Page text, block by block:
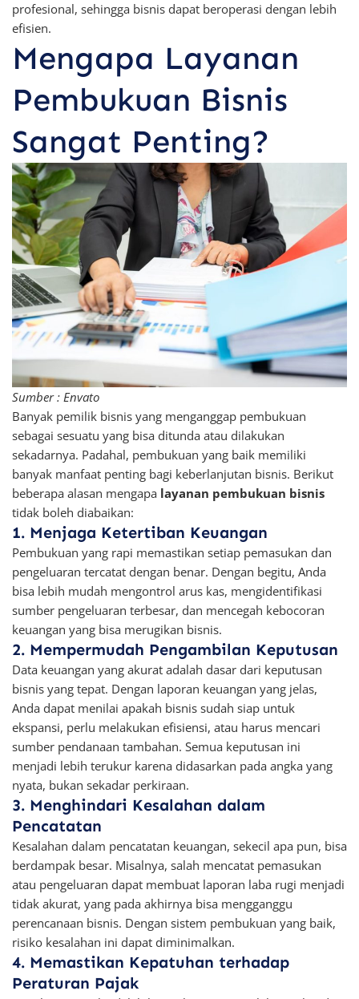
profesional, sehingga bisnis dapat beroperasi dengan lebih
efisien.
Mengapa Layanan
Pembukuan Bisnis
Sangat Penting?
Sumber : Envato
Banyak pemilik bisnis yang menganggap pembukuan
sebagai sesuatu yang bisa ditunda atau dilakukan
sekadarnya. Padahal, pembukuan yang baik memiliki
banyak manfaat penting bagi keberlanjutan bisnis. Berikut
beberapa alasan mengapa layanan pembukuan bisnis
tidak boleh diabaikan:
1. Menjaga Ketertiban Keuangan
Pembukuan yang rapi memastikan setiap pemasukan dan
pengeluaran tercatat dengan benar. Dengan begitu, Anda
bisa lebih mudah mengontrol arus kas, mengidentifikasi
sumber pengeluaran terbesar, dan mencegah kebocoran
keuangan yang bisa merugikan bisnis.
2. Mempermudah Pengambilan Keputusan
Data keuangan yang akurat adalah dasar dari keputusan
bisnis yang tepat. Dengan laporan keuangan yang jelas,
Anda dapat menilai apakah bisnis sudah siap untuk
ekspansi, perlu melakukan efisiensi, atau harus mencari
sumber pendanaan tambahan. Semua keputusan ini
menjadi lebih terukur karena didasarkan pada angka yang
nyata, bukan sekadar perkiraan.
3. Menghindari Kesalahan dalam
Pencatatan
Kesalahan dalam pencatatan keuangan, sekecil apa pun, bisa
berdampak besar. Misalnya, salah mencatat pemasukan
atau pengeluaran dapat membuat laporan laba rugi menjadi
tidak akurat, yang pada akhirnya bisa mengganggu
perencanaan bisnis. Dengan sistem pembukuan yang baik,
risiko kesalahan ini dapat diminimalkan.
4. Memastikan Kepatuhan terhadap
Peraturan Pajak